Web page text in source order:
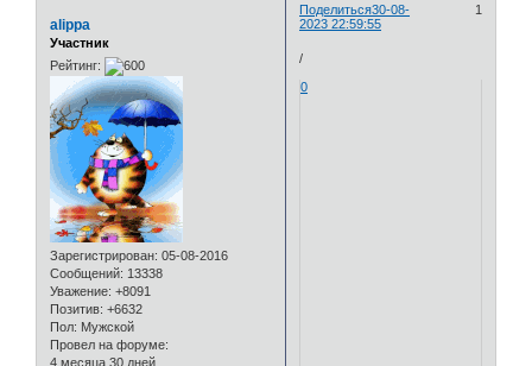
Поделиться 1
30-08-
2023 22:59:55
alippa
Участник
Рейтинг:
Зарегистрирован: 05-08-2016
Сообщений: 13338
Уважение: +8091
Позитив: +6632
Пол: Мужской
Провел на форуме:
4 месяца 30 дней
/
0